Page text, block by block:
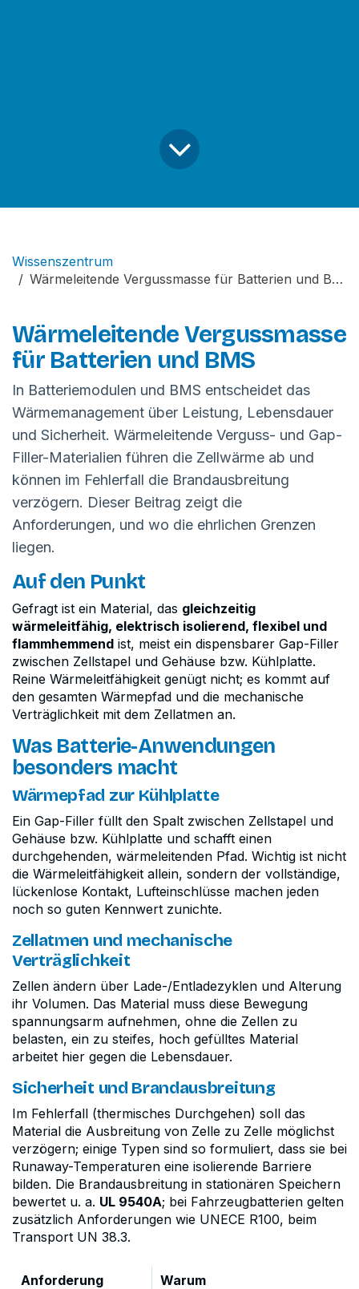
Wissenszentrum
Wärmeleitende Vergussmasse für Batterien und BMS
Wärmeleitende Vergussmasse
für Batterien und BMS
In Batteriemodulen und BMS entscheidet das
Wärmemanagement über Leistung, Lebensdauer
und Sicherheit. Wärmeleitende Verguss- und Gap-
Filler-Materialien führen die Zellwärme ab und
können im Fehlerfall die Brandausbreitung
verzögern. Dieser Beitrag zeigt die
Anforderungen, und wo die ehrlichen Grenzen
liegen.
Auf den Punkt
Gefragt ist ein Material, das gleichzeitig
wärmeleitfähig, elektrisch isolierend, flexibel und
flammhemmend ist, meist ein dispensbarer Gap-Filler
zwischen Zellstapel und Gehäuse bzw. Kühlplatte.
Reine Wärmeleitfähigkeit genügt nicht; es kommt auf
den gesamten Wärmepfad und die mechanische
Verträglichkeit mit dem Zellatmen an.
Was Batterie-Anwendungen
besonders macht
Wärmepfad zur Kühlplatte
Ein Gap-Filler füllt den Spalt zwischen Zellstapel und
Gehäuse bzw. Kühlplatte und schafft einen
durchgehenden, wärmeleitenden Pfad. Wichtig ist nicht
die Wärmeleitfähigkeit allein, sondern der vollständige,
lückenlose Kontakt, Lufteinschlüsse machen jeden
noch so guten Kennwert zunichte.
Zellatmen und mechanische
Verträglichkeit
Zellen ändern über Lade-/Entladezyklen und Alterung
ihr Volumen. Das Material muss diese Bewegung
spannungsarm aufnehmen, ohne die Zellen zu
belasten, ein zu steifes, hoch gefülltes Material
arbeitet hier gegen die Lebensdauer.
Sicherheit und Brandausbreitung
Im Fehlerfall (thermisches Durchgehen) soll das
Material die Ausbreitung von Zelle zu Zelle möglichst
verzögern; einige Typen sind so formuliert, dass sie bei
Runaway-Temperaturen eine isolierende Barriere
bilden. Die Brandausbreitung in stationären Speichern
bewertet u. a. UL 9540A; bei Fahrzeugbatterien gelten
zusätzlich Anforderungen wie UNECE R100, beim
Transport UN 38.3.
Anforderung
Warum